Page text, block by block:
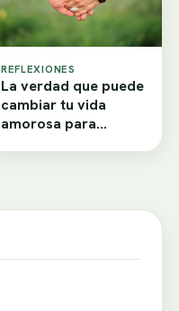
REFLEXIONES
La verdad que puede
cambiar tu vida
amorosa para